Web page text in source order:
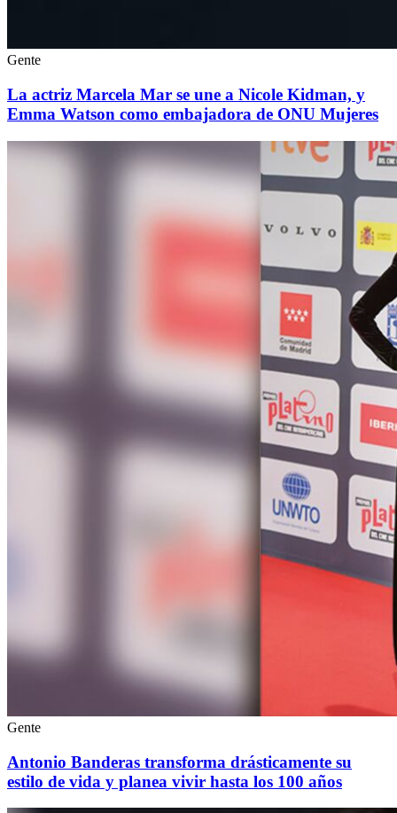
Gente
La actriz Marcela Mar se une a Nicole Kidman, y
Emma Watson como embajadora de ONU Mujeres
Gente
Antonio Banderas transforma drásticamente su
estilo de vida y planea vivir hasta los 100 años